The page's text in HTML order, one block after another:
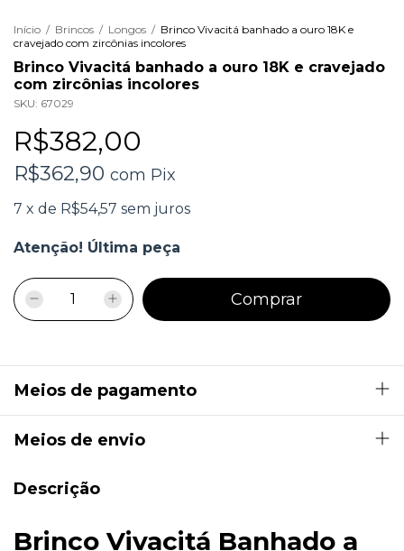
Início / Brincos / Longos / Brinco Vivacitá banhado a ouro 18K e
cravejado com zircônias incolores
Brinco Vivacitá banhado a ouro 18K e cravejado
com zircônias incolores
SKU: 67029
R$382,00
R$362,90 com Pix
7 x de R$54,57 sem juros
Atenção! Última peça
Meios de pagamento
Meios de envio
Descrição
Brinco Vivacitá Banhado a